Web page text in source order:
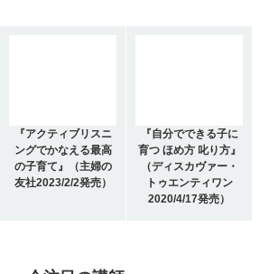
『アクティブリスニ
ングでかなえる最高
の子育て』（主婦の
友社2023/2/2発売）
『自分でできる子に
育つ ほめ方 叱り方』
（ディスカヴァー・
トゥエンティワン
2020/4/17発売）